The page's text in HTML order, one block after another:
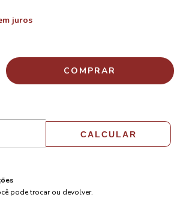
juros
CALCULAR
pode trocar ou devolver.